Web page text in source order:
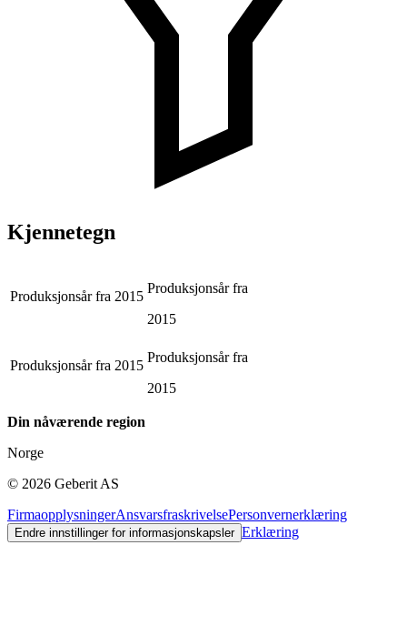
Kjennetegn
Produksjonsår fra 2015
Produksjonsår fra
2015
Produksjonsår fra 2015
Produksjonsår fra
2015
Din nåværende region
Norge
© 2026 Geberit AS
FirmaopplysningerAnsvarsfraskrivelsePersonvernerklæring
Endre innstillinger for informasjonskapsler Erklæring